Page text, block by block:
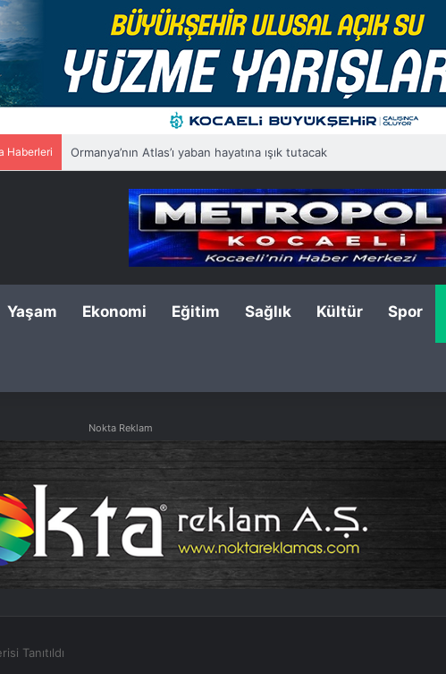
Haberleri Ormanya’nın Atlas’ı yaban hayatına ışık tutacak
Yaşam Ekonomi Eğitim Sağlık Kültür Spor
Nokta Reklam
Tanıtıldı